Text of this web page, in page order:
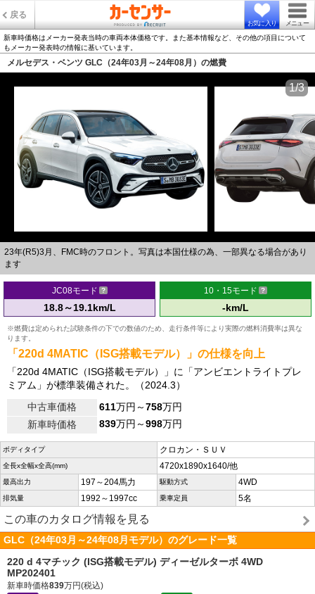
戻る
お気に入り メニュー
新車時価格はメーカー発表当時の車両本体価格です。また基本情報など、その他の項目について
もメーカー発表時の情報に基いています。
メルセデス・ベンツ GLC（24年03月～24年08月）の燃費
23年(R5)3月、FMC時のフロント。写真は本国仕様の為、一部異なる場合があり
ます
1/3
JC08モード
18.8～19.1km/L
10・15モード
-km/L
※燃費は定められた試験条件の下での数値のため、走行条件等により実際の燃料消費率は異な
ります。
「220d 4MATIC（ISG搭載モデル）」の仕様を向上
「220d 4MATIC（ISG搭載モデル）」に「アンビエントライトプレ
ミアム」が標準装備された。（2024.3）
中古車価格
611万円～758万円
新車時価格
839万円～998万円
ボディタイプ クロカン・ＳＵＶ
全長x全幅x全高(mm) 4720x1890x1640/他
最高出力 197～204馬力 駆動方式 4WD
排気量 1992～1997cc 乗車定員 5名
この車のカタログ情報を見る
GLC（24年03月～24年08月モデル）のグレード一覧
220 d 4マチック (ISG搭載モデル) ディーゼルターボ 4WD
MP202401
新車時価格839万円(税込)